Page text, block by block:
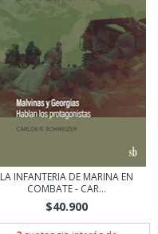
LA INFANTERIA DE MARINA EN
COMBATE - CAR...
$40.900